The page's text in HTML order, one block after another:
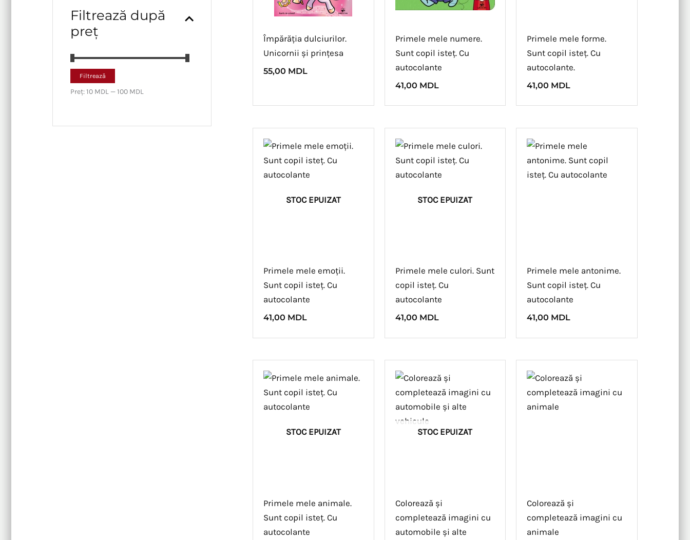
Filtrează după
preț
ia
Filtrează
Preț:10 MDL —100 MDL
Împărăția dulciurilor.
Unicornii și prințesa
55,00 MDL
Primele mele numere.
Sunt copil isteț. Cu
autocolante
41,00 MDL
Primele mele forme.
Sunt copil isteț. Cu
autocolante.
41,00 MDL
STOC EPUIZAT
Primele mele emoții.
Sunt copil isteț. Cu
autocolante
41,00 MDL
STOC EPUIZAT
Primele mele culori. Sunt
copil isteț. Cu
autocolante
41,00 MDL
Primele mele antonime.
Sunt copil isteț. Cu
autocolante
41,00 MDL
STOC EPUIZAT
Primele mele animale.
Sunt copil isteț. Cu
autocolante
STOC EPUIZAT
Colorează și
completează imagini cu
automobile și alte
Colorează și
completează imagini cu
animale